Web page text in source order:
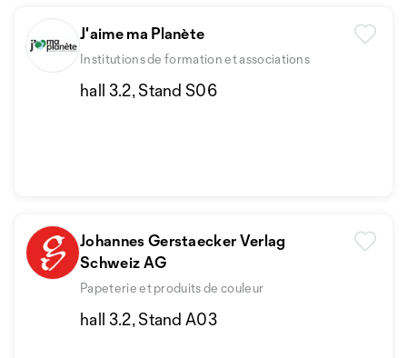
J'aime ma Planète
Institutions de formation et associations
hall 3.2, Stand S06
Johannes Gerstaecker Verlag
Schweiz AG
Papeterie et produits de couleur
hall 3.2, Stand A03